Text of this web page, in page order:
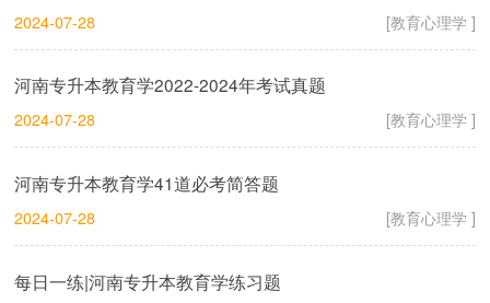
2024-07-28 [教育心理学 ]
河南专升本教育学2022-2024年考试真题
2024-07-28 [教育心理学 ]
河南专升本教育学41道必考简答题
2024-07-28 [教育心理学 ]
每日一练|河南专升本教育学练习题